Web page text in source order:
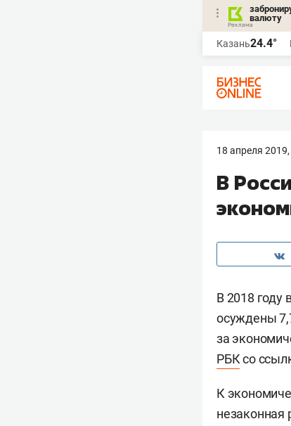
валюту
Казань24.4°
18 апреля
В
В 2018 году
осуждены
за
РБКсо
К
незаконная